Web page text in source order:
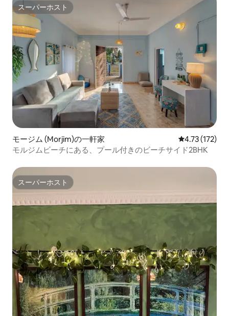
スーパーホスト
スーパーホスト
モージム (Morjim)の一軒家 レビュー172
4.73 (172)
モルジムビーチにある、プール付きのビーチサイド2BHK
スーパーホスト
スーパーホスト